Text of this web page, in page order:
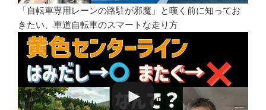
「自転車専用レーンの路駐が邪魔」と嘆く前に知ってお
きたい、車道自転車のスマートな走り方